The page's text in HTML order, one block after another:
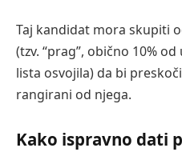
Taj kandidat mora skupiti
(tzv. “prag”, obično 10%
lista osvojila) da bi
rangirani od njega.
Kako ispravno dati